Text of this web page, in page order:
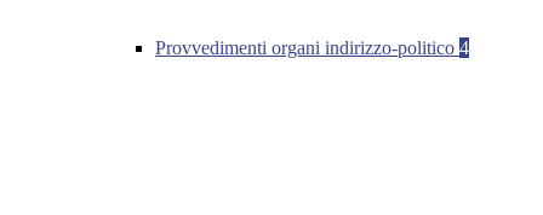
Provvedimenti organi indirizzo-politico 4